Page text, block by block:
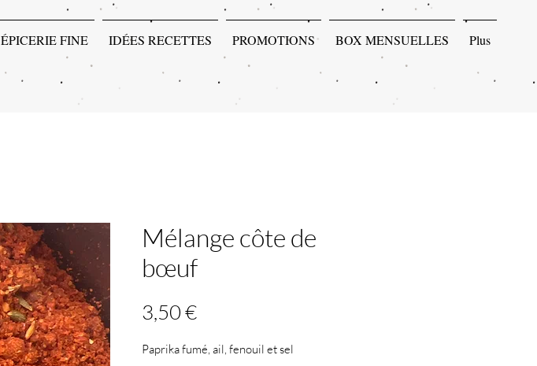
ÉPICERIE FINE IDÉES RECETTES PROMOTIONS BOX MENSUELLES Plus
Mélange côte de
bœuf
3,50 €Prix
Paprika fumé, ail, fenouil et sel